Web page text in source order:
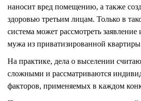
наносит вред помещению, а также
здоровью третьим лицам. Только в
система может рассмотреть
мужа из приватизированной
На практике, дела о выселении
сложными и рассматриваются
факторов, применяемых в каждом